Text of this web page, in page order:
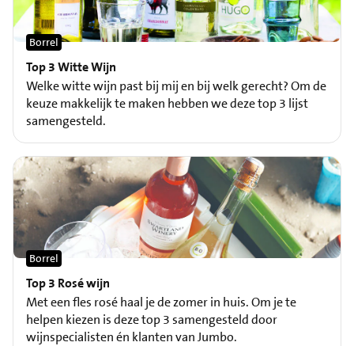
Top 3 Witte Wijn
Borrel
Welke witte wijn past bij mij en bij welk gerecht? Om de
keuze makkelijk te maken hebben we deze top 3 lijst
samengesteld.
Top 3 Rosé wijn
Borrel
Met een fles rosé haal je de zomer in huis. Om je te
helpen kiezen is deze top 3 samengesteld door
wijnspecialisten én klanten van Jumbo.